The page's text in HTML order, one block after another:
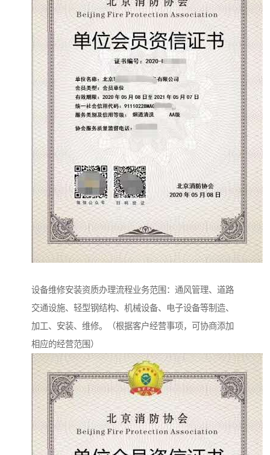
设备维修安装资质办理流程业务范围：通风管理、道路
交通设施、轻型钢结构、机械设备、电子设备等制造、
加工、安装、维修。（根据客户经营事项，可协商添加
相应的经营范围）